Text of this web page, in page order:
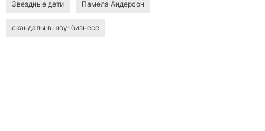
Звездные дети Памела Андерсон
скандалы в шоу-бизнесе